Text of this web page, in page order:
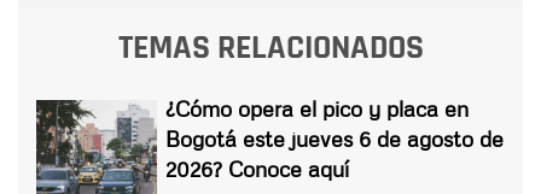
TEMAS RELACIONADOS
¿Cómo opera el pico y placa en
Bogotá este jueves 6 de agosto de
2026? Conoce aquí